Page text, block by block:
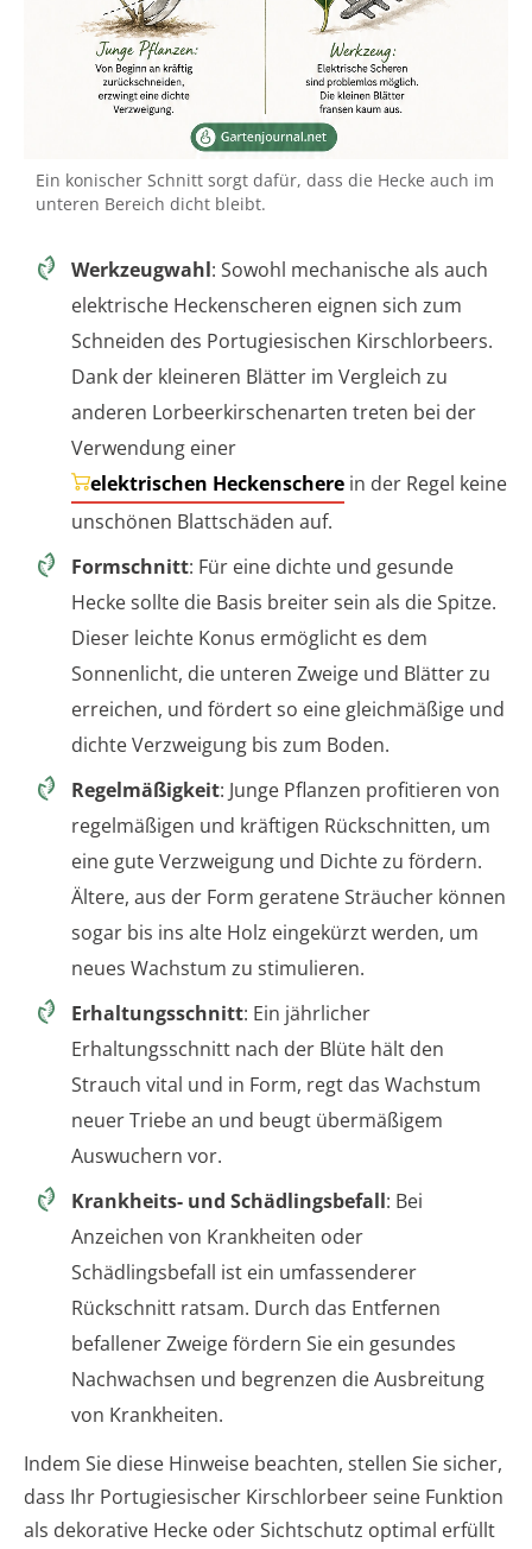
Ein konischer Schnitt sorgt dafür, dass die Hecke auch im
unteren Bereich dicht bleibt.
Werkzeugwahl: Sowohl mechanische als auch
elektrische Heckenscheren eignen sich zum
Schneiden des Portugiesischen Kirschlorbeers.
Dank der kleineren Blätter im Vergleich zu
anderen Lorbeerkirschenarten treten bei der
Verwendung einer
elektrischen Heckenschere in der Regel keine
unschönen Blattschäden auf.
Formschnitt: Für eine dichte und gesunde
Hecke sollte die Basis breiter sein als die Spitze.
Dieser leichte Konus ermöglicht es dem
Sonnenlicht, die unteren Zweige und Blätter zu
erreichen, und fördert so eine gleichmäßige und
dichte Verzweigung bis zum Boden.
Regelmäßigkeit: Junge Pflanzen profitieren von
regelmäßigen und kräftigen Rückschnitten, um
eine gute Verzweigung und Dichte zu fördern.
Ältere, aus der Form geratene Sträucher können
sogar bis ins alte Holz eingekürzt werden, um
neues Wachstum zu stimulieren.
Erhaltungsschnitt: Ein jährlicher
Erhaltungsschnitt nach der Blüte hält den
Strauch vital und in Form, regt das Wachstum
neuer Triebe an und beugt übermäßigem
Auswuchern vor.
Krankheits- und Schädlingsbefall: Bei
Anzeichen von Krankheiten oder
Schädlingsbefall ist ein umfassenderer
Rückschnitt ratsam. Durch das Entfernen
befallener Zweige fördern Sie ein gesundes
Nachwachsen und begrenzen die Ausbreitung
von Krankheiten.
Indem Sie diese Hinweise beachten, stellen Sie sicher,
dass Ihr Portugiesischer Kirschlorbeer seine Funktion
als dekorative Hecke oder Sichtschutz optimal erfüllt